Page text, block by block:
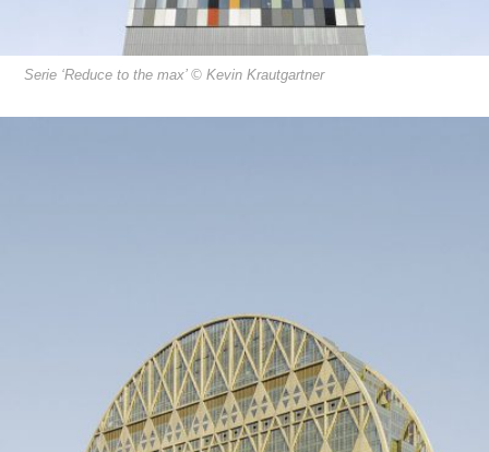
Serie ‘Reduce to the max’ © Kevin Krautgartner